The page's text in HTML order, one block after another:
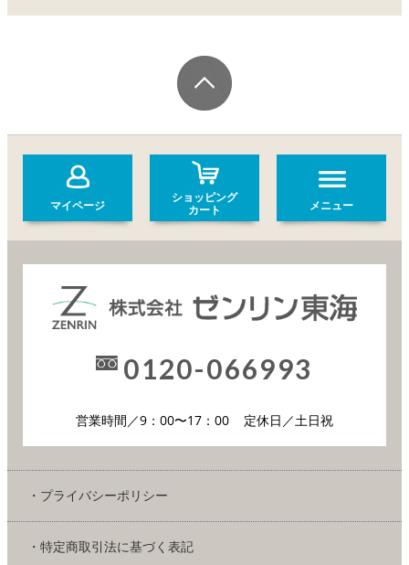
マイページ
ショッピング
カート
メニュー
0120-066993
営業時間／9：00〜17：00 定休日／土日祝
・プライバシーポリシー
・特定商取引法に基づく表記